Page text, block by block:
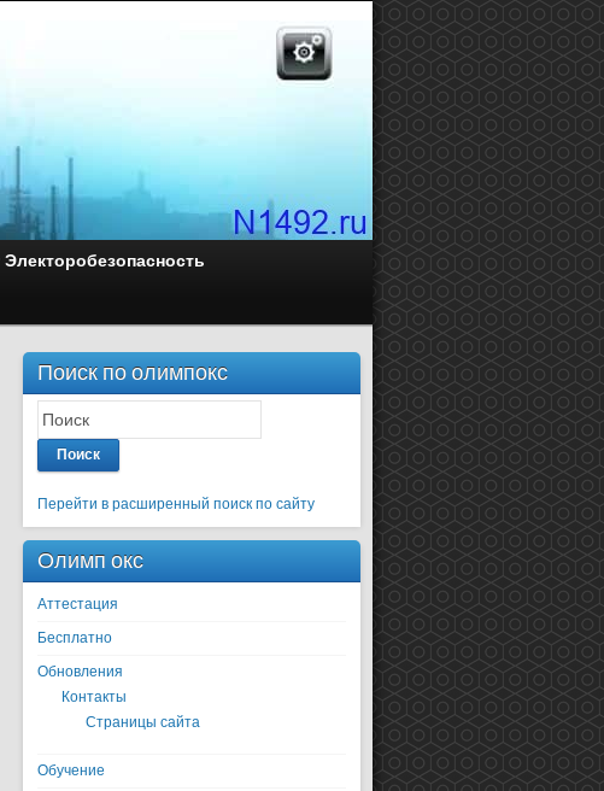
Электоробезопасность
Поиск по олимпокс
Поиск
Перейти в расширенный поиск по сайту
Олимп окс
Аттестация
Бесплатно
Обновления
Контакты
Страницы сайта
Обучение